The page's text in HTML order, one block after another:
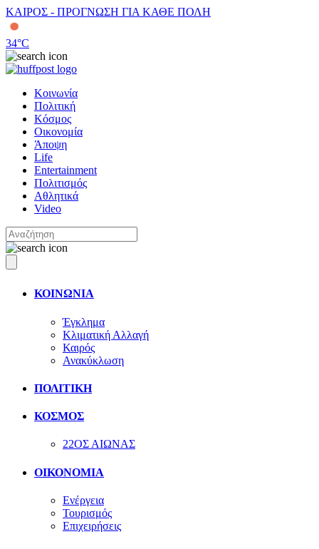
ΚΑΙΡΟΣ - ΠΡΟΓΝΩΣΗ ΓΙΑ ΚΑΘΕ ΠΟΛΗ
34°C
Κοινωνία
Πολιτική
Κόσμος
Οικονομία
Άποψη
Life
Entertainment
Πολιτισμός
Αθλητικά
Video
ΚΟΙΝΩΝΙΑ
Έγκλημα
Κλιματική Αλλαγή
Καιρός
Ανακύκλωση
ΠΟΛΙΤΙΚΗ
ΚΟΣΜΟΣ
22ΟΣ ΑΙΩΝΑΣ
ΟΙΚΟΝΟΜΙΑ
Ενέργεια
Τουρισμός
Επιχειρήσεις